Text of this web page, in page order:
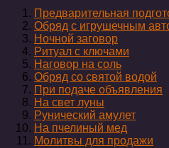
Предварительная
Обряд с игрушечным
Ночной заговор
Ритуал с ключами
Наговор на соль
Обряд со святой водой
При подаче объявления
На свет луны
Рунический амулет
На пчелиный мед
Молитвы для продажи